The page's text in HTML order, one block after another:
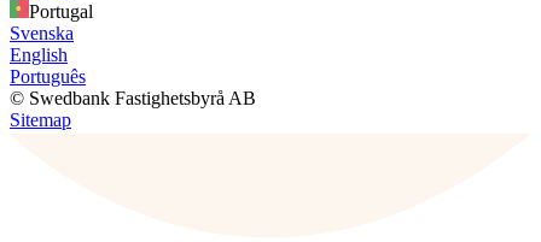
Portugal
Svenska
English
Português
© Swedbank Fastighetsbyrå AB
Sitemap